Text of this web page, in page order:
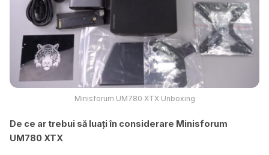
Minisforum UM780 XTX Unboxing
De ce ar trebui să luați în considerare Minisforum
UM780 XTX